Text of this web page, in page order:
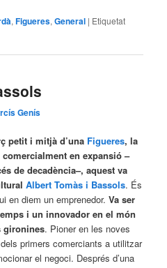
,Figueres,General | Etiquetat
Genís
petit i mitjà d’una Figueres, la
en expansió –
de decadència–, aquest va
Albert Tomàs i Bassols. És
en diem un emprenedor. Va ser
i un innovador en el món
gironines. Pioner en les noves
primers comerciants a utilitzar
el negoci. Després d’una